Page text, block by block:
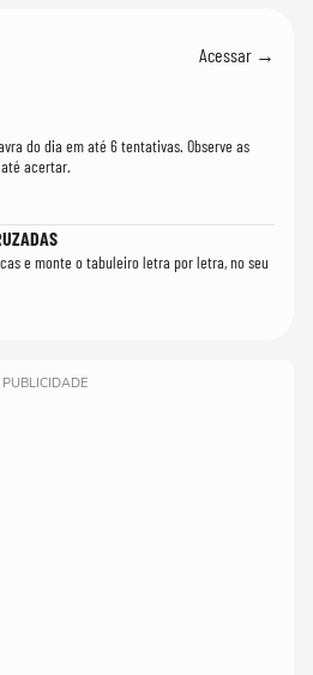
Acessar →
do dia em até 6 tentativas. Observe as
acertar.
e monte o tabuleiro letra por letra, no seu
PUBLICIDADE